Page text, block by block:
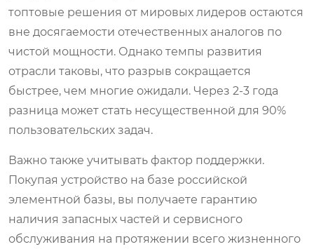
топтовые решения от мировых лидеров остаются
вне досягаемости отечественных аналогов по
чистой мощности. Однако темпы развития
отрасли таковы, что разрыв сокращается
быстрее, чем многие ожидали. Через 2-3 года
разница может стать несущественной для 90%
пользовательских задач.
Важно также учитывать фактор поддержки.
Покупая устройство на базе российской
элементной базы, вы получаете гарантию
наличия запасных частей и сервисного
обслуживания на протяжении всего жизненного